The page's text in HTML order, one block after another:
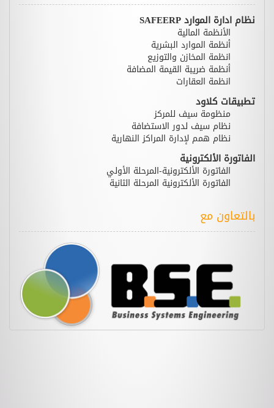
نظام ادارة الموارد SAFEERP
الأنظمة المالية
أنظمة الموارد البشرية
انظمة المخازن والتوزيع
أنظمة ضريبة القيمة المضافة
انظمة العقارات
تطبيقات كلاود
منظومة سيف للمركز
نظام سيف لدور الاستضافة
نظام همم لإدارة المراكز النهارية
الفاتورة الألكترونية
الفاتورة الألكترونية-المرحلة الأولي
الفاتورة الألكترونية المرحلة الثانية
بالتعاون مع